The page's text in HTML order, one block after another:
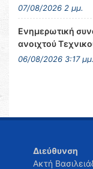
07/08/2026 2 μμ.
Ενημερωτική
ανοιχτού
06/08/2026 3:17 μμ.
Διεύθυνση
Ακτή